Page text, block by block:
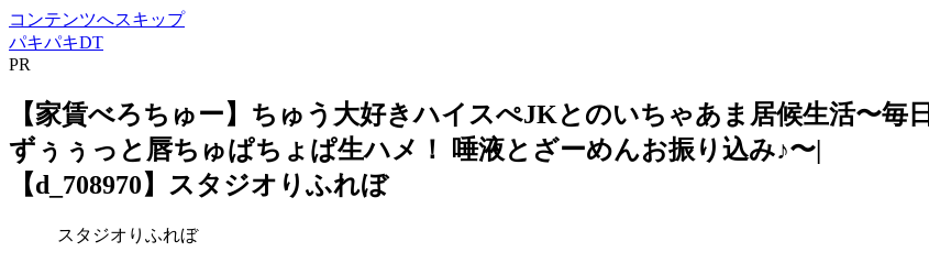
コンテンツへスキップ
パキパキDT
PR
【家賃べろちゅー】ちゅう大好きハイスぺJKとのいちゃあま居候生活〜毎日
ずぅぅっと唇ちゅぱちょぱ生ハメ！ 唾液とざーめんお振り込み♪〜|
【d_708970】スタジオりふれぼ
スタジオりふれぼ